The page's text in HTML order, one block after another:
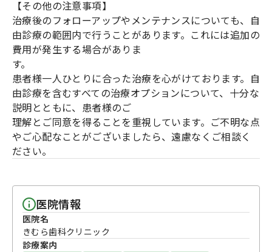
【その他の注意事項】
治療後のフォローアップやメンテナンスについても、自
由診療の範囲内で行うことがあります。これには追加の
費用が発生する場合がありま
す。
患者様一人ひとりに合った治療を心がけております。自
由診療を含むすべての治療オプションについて、十分な
説明とともに、患者様のご
理解とご同意を得ることを重視しています。ご不明な点
やご心配なことがございましたら、遠慮なくご相談く
ださい。
医院情報
医院名
きむら歯科クリニック
診療案内